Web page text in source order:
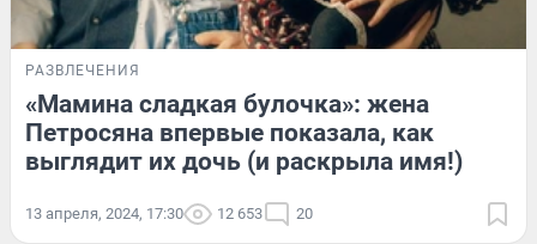
РАЗВЛЕЧЕНИЯ
«Мамина сладкая булочка»: жена
Петросяна впервые показала, как
выглядит их дочь (и раскрыла имя!)
13 апреля, 2024, 17:30 12 653 20